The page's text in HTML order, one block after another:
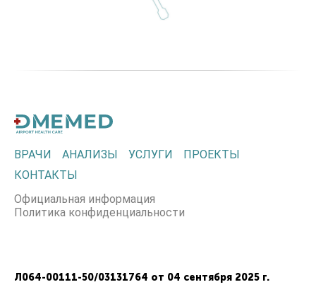
ВРАЧИ АНАЛИЗЫ УСЛУГИ
ПРОЕКТЫ
КОНТАКТЫ
Официальная информация
Политика конфиденциальности
Л064-00111-50/03131764 от 04 сентября 2025 г.